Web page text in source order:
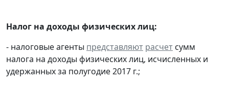
Налог на доходы физических лиц:
- налоговые агенты представляют расчет сумм
налога на доходы физических лиц, исчисленных и
удержанных за полугодие 2017 г.;